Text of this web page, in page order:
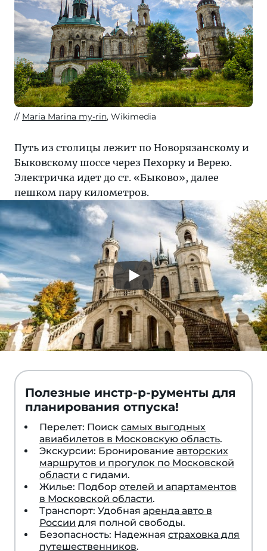
Maria Marina my-rin, Wikimedia
Путь из столицы лежит по Новорязанскому и
Быковскому шоссе через Пехорку и Верею.
Электричка идет до ст. «Быково», далее
пешком пару километров.
Полезные инстр-р-рументы для
планирования отпуска!
Перелет: Поиск самых выгодных
авиабилетов в Московскую область.
Экскурсии: Бронирование авторских
маршрутов и прогулок по Московской
области с гидами.
Жилье: Подбор отелей и апартаментов
в Московской области.
Транспорт: Удобная аренда авто в
России для полной свободы.
Безопасность: Надежная страховка для
путешественников.